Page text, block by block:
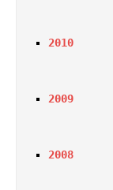
2010
2009
2008